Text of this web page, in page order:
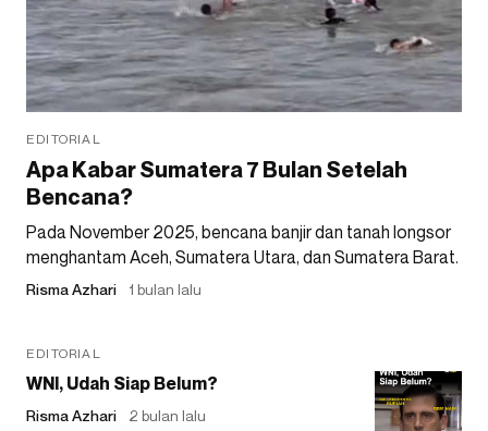
EDITORIAL
Apa Kabar Sumatera 7 Bulan Setelah
Bencana?
Pada November 2025, bencana banjir dan tanah longsor
menghantam Aceh, Sumatera Utara, dan Sumatera Barat.
Risma Azhari 1 bulan lalu
EDITORIAL
WNI, Udah Siap Belum?
Risma Azhari 2 bulan lalu